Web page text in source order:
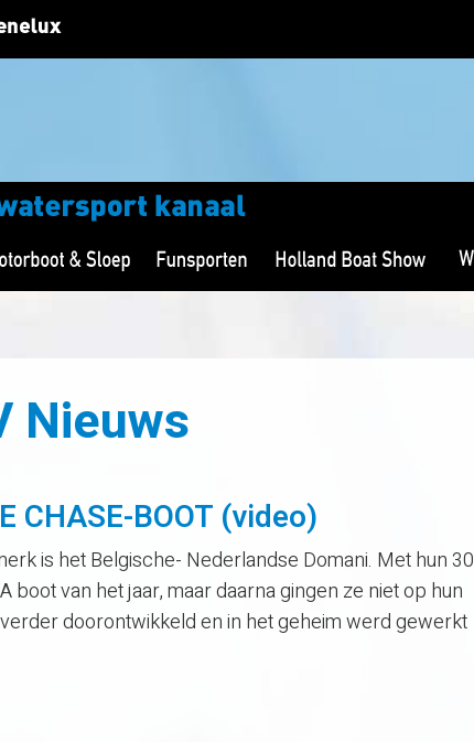
Nieuws
CHASE-BOOT (video)
is het Belgische- Nederlandse Domani. Met hun 30
boot van het jaar, maar daarna gingen ze niet op hun
doorontwikkeld en in het geheim werd gewerkt